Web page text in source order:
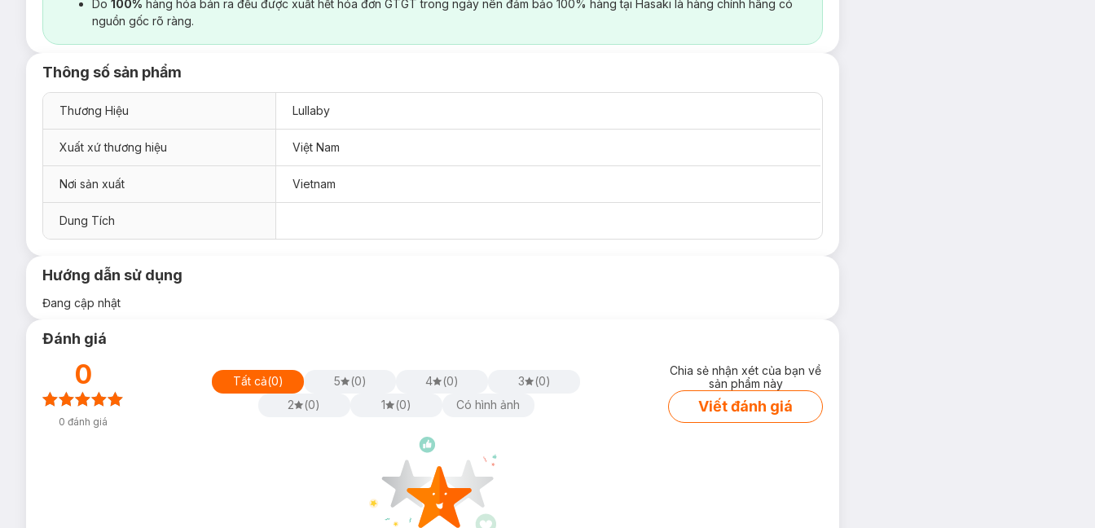
Do 100% hàng hóa bán ra đều được xuất hết hóa đơn GTGT trong ngày nên đảm bảo 100% hàng tại Hasaki là hàng chính hãng có
nguồn gốc rõ ràng.
Thông số sản phẩm
Thương Hiệu Lullaby
Xuất xứ thương hiệu Việt Nam
Nơi sản xuất Vietnam
Dung Tích
Hướng dẫn sử dụng
Đang cập nhật
Đánh giá
0
0 đánh giá
Tất cả(0) 5 (0) 4 (0) 3 (0)
2
(0) 1 (0) Có hình ảnh
Chia sẻ nhận xét của bạn về
sản phẩm này
Viết đánh giá